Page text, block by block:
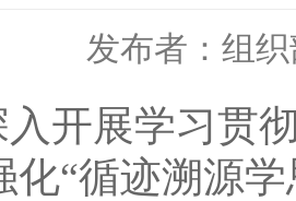
发布者：组
入开展学习贯
化“循迹溯源